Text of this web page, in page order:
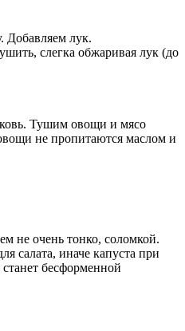
Добавляем лук.
слегка обжаривая лук (до
Тушим овощи и мясо
не пропитаются маслом и
не очень тонко, соломкой.
салата, иначе капуста при
бесформенной